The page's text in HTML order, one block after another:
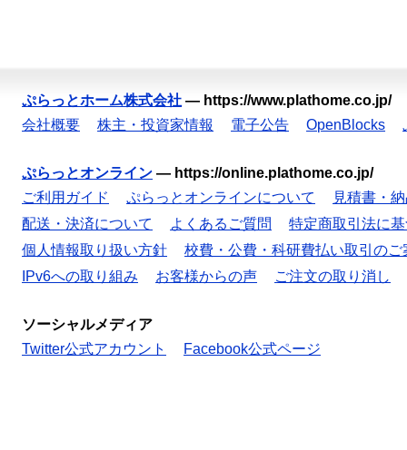
ぷらっとホーム株式会社 — https://www.plathome.co.jp/
会社概要
株主・投資家情報 電子公告 OpenBlocks
ぷらっとオンライン — https://online.plathome.co.jp/
ご利用ガイド
ぷらっとオンラインについて
見積書・
配送・決済について
よくあるご質問
特定商取引法に
個人情報取り扱い方針
校費・公費・科研費払い取引のご
IPv6への取り組み
お客様からの声 ご注文の取り消し
ソーシャルメディア
Twitter公式アカウント
Facebook公式ページ